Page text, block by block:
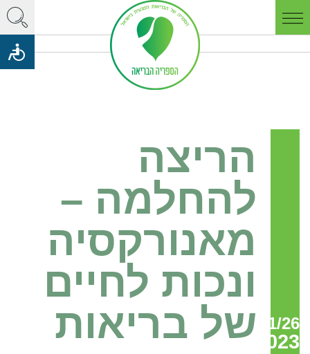
01/26
2023
הריצה
להחלמה –
מאנורקסיה
ונכות לחיים
של בריאות